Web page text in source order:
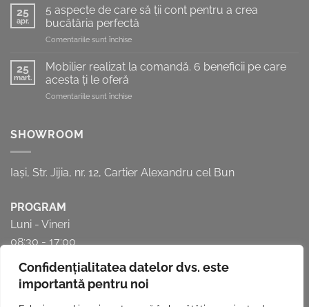
Confidențialitatea datelor dvs. este
importantă pentru noi
bucătărie
de
soluții
moderne
pentru
mai
spațiu
25
apr.
5 aspecte de care să ții cont pentru a crea
bucătăria perfectă
Comentariile sunt închisepentru
aspecte
să
bucătăria
25
mart.
Mobilier realizat la comandă. 6 beneficii pe care
acesta ți le oferă
Comentariile sunt închisepentru
beneficii
pe
SHOWROOM
Iași, Str. Jijia, nr. 12, Cartier Alexandru cel Bun
PROGRAM
Luni - Vineri
08:30 - 17:00